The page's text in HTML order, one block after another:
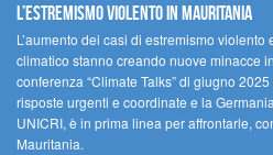
l’estremismo violento in Mauritania
L’aumento dei casi di estremismo
climatico stanno creando nuove minacce
conferenza “Climate Talks” di giugno
risposte urgenti e coordinate e la
UNICRI, è in prima linea per affrontarle,
Mauritania.